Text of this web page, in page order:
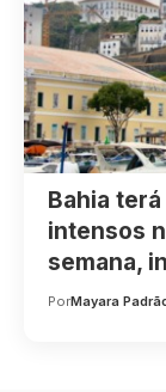
Bahia
intensos
semana,
PorMayara